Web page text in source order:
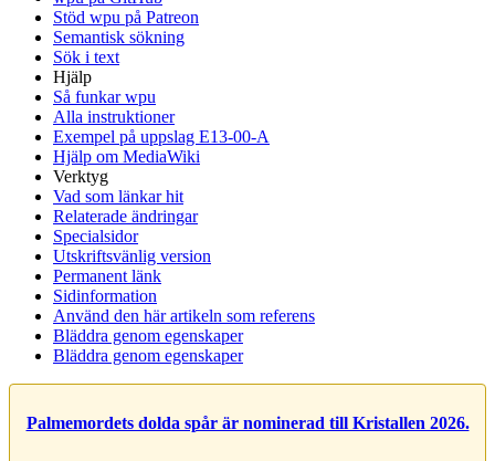
Stöd wpu på Patreon
Semantisk sökning
Sök i text
Hjälp
Så funkar wpu
Alla instruktioner
Exempel på uppslag E13-00-A
Hjälp om MediaWiki
Verktyg
Vad som länkar hit
Relaterade ändringar
Specialsidor
Utskriftsvänlig version
Permanent länk
Sidinformation
Använd den här artikeln som referens
Bläddra genom egenskaper
Bläddra genom egenskaper
Palmemordets dolda spår är nominerad till Kristallen 2026.